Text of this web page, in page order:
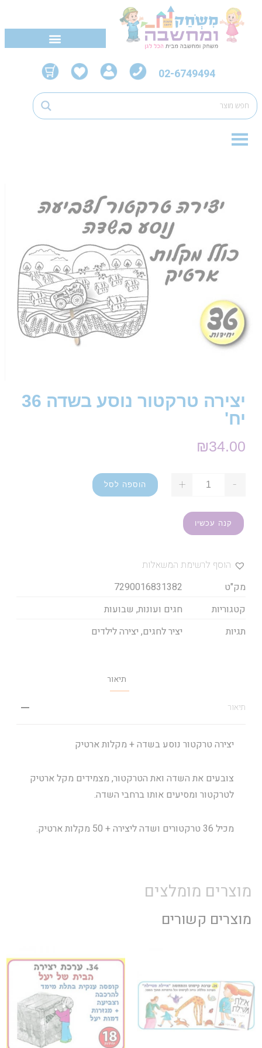
02-6749494
יצירה טרקטור נוסע בשדה 36
יח'
₪34.00
-
+ הוספה לסל
קנה עכשיו
הוסף לרשימת המשאלות
מק"ט
7290016831382
קטגוריות
חגים ועונות, שבועות
תגיות
יציר לחגים, יצירה לילדים
תיאור
תיאור
יצירה טרקטור נוסע בשדה + מקלות ארטיק
צובעים את השדה ואת הטרקטור, מצמידים מקל ארטיק
לטרקטור ומסיעים אותו ברחבי השדה.
מכיל 36 טרקטורים ושדה ליצירה + 50 מקלות ארטיק.
מוצרים מומלצים
מוצרים קשורים